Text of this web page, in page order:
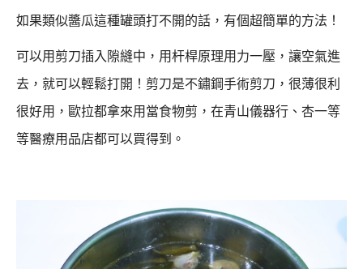
如果類似醬瓜這種罐頭打不開的話，有個超簡單的方法！
可以用剪刀插入隙縫中，用杆桿原理用力一壓，讓空氣進
去，就可以輕鬆打開！ 剪刀是不鏽鋼手術剪刀，很薄很利
很好用，歐拉都拿來用當食物剪， 在青山儀器行、杏一等
等醫療用品店都可以買得到。